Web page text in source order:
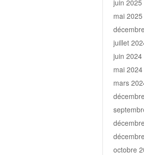
juin 2025
mai 2025
juillet
juin 2024
mai 2024
mars
octobre